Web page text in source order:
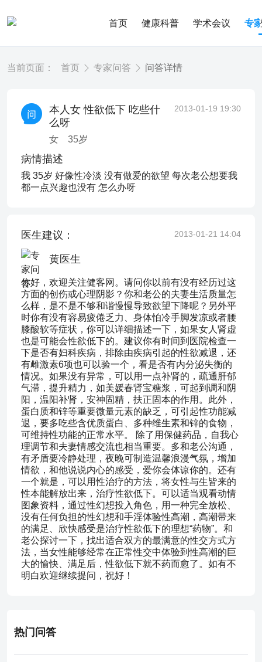
首页 健康科普 学术会议 专
当前页面： 首页 专家问答 问答详情
本人女 性欲低下 吃些什
么呀
女 35岁
2013-01-19 19:30
病情描述
我 35岁 好像性冷淡 没有做爱的欲望 每次老公想要我
都一点兴趣也没有 怎么办呀
医生建议： 2013-01-21 14:04
黄医生
你好，欢迎关注健客网。请问你以前有没有经历过这
方面的创伤或心理阴影？你和老公的夫妻生活质量怎
么样，是不是不够和谐慢慢导致欲望下降呢？另外平
时你有没有容易疲倦乏力、身体怕冷手脚发凉或者腰
膝酸软等症状，你可以详细描述一下，如果女人肾虚
也是可能会性欲低下的。建议你有时间到医院检查一
下是否有妇科疾病，排除由疾病引起的性欲减退，还
有雌激素6项也可以验一个，看是否有内分泌失衡的
情况。如果没有异常，可以用一点补肾的，疏通肝郁
气滞，提升精力，如美媛春肾宝糖浆，可起到调和阴
阳，温阳补肾，安神固精，扶正固本的作用。此外，
蛋白质和锌等重要微量元素的缺乏，可引起性功能减
退，要多吃些含优质蛋白、多种维生素和锌的食物，
可维持性功能的正常水平。 除了用保健药品，自我心
理调节和夫妻情感交流也相当重要。多和老公沟通，
有矛盾要冷静处理，夜晚可制造温馨浪漫气氛，增加
情欲，和他说说内心的感受，爱你会体谅你的。还有
一个就是，可以用性治疗的方法，将女性与生皆来的
性本能解放出来，治疗性欲低下。可以适当观看动情
图象资料，通过性幻想投入角色，用一种完全放松、
没有任何负担的性幻想和手淫体验性高潮，高潮带来
的满足、欣快感受是治疗性欲低下的理想“药物”。和
老公探讨一下，找出适合双方的最满意的性交方式方
法，当女性能够经常在正常性交中体验到性高潮的巨
大的愉快、满足后，性欲低下就不药而愈了。如有不
明白欢迎继续提问，祝好！
热门问答